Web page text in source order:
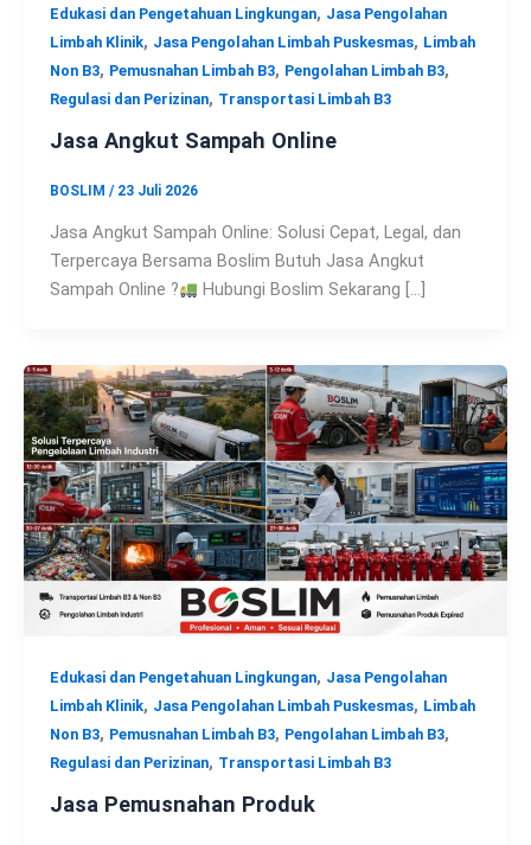
Edukasi dan Pengetahuan Lingkungan, Jasa Pengolahan
Limbah Klinik, Jasa Pengolahan Limbah Puskesmas, Limbah
Non B3, Pemusnahan Limbah B3, Pengolahan Limbah B3,
Regulasi dan Perizinan, Transportasi Limbah B3
Jasa Angkut Sampah Online
BOSLIM / 23 Juli 2026
Jasa Angkut Sampah Online: Solusi Cepat, Legal, dan
Terpercaya Bersama Boslim Butuh Jasa Angkut
Sampah Online ?
Hubungi Boslim Sekarang […]
Edukasi dan Pengetahuan Lingkungan, Jasa Pengolahan
Limbah Klinik, Jasa Pengolahan Limbah Puskesmas, Limbah
Non B3, Pemusnahan Limbah B3, Pengolahan Limbah B3,
Regulasi dan Perizinan, Transportasi Limbah B3
Jasa Pemusnahan Produk